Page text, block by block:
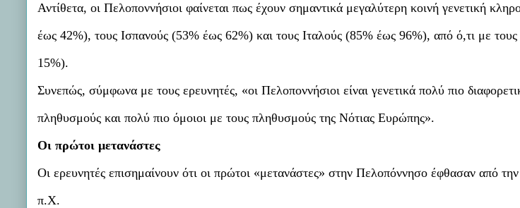
Αντίθετα, οι Πελοποννήσιοι φαίνεται πως έχουν σημαντικά μεγαλύτερη κοινή γενετική
έως 42%), τους Ισπανούς (53% έως 62%) και τους Ιταλούς (85% έως 96%), από ό,τι με
15%).
Συνεπώς, σύμφωνα με τους ερευνητές, «οι Πελοποννήσιοι είναι γενετικά πολύ πιο
πληθυσμούς και πολύ πιο όμοιοι με τους πληθυσμούς της Νότιας Ευρώπης».
Οι πρώτοι μετανάστες
Οι ερευνητές επισημαίνουν ότι οι πρώτοι «μετανάστες» στην Πελοπόννησο έφθασαν από
π.Χ.